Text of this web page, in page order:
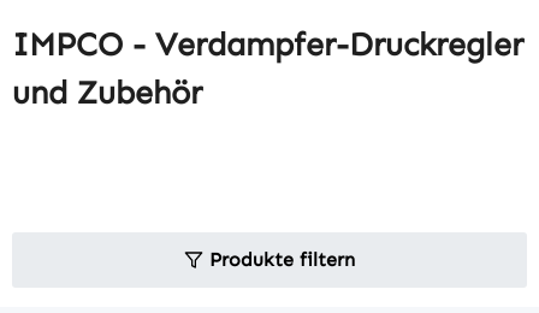
IMPCO - Verdampfer-Druckregler
und Zubehör
Produkte filtern